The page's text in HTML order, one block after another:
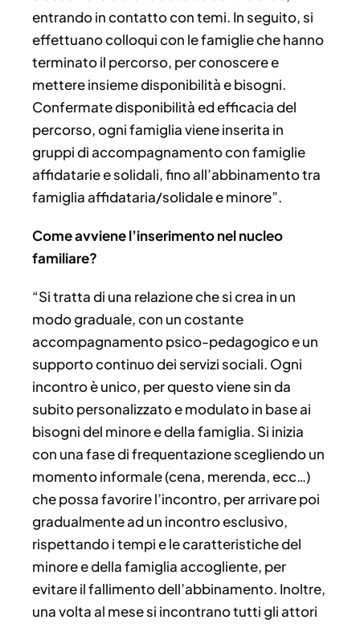
entrando in contatto con temi. In seguito, si
effettuano colloqui con le famiglie che hanno
terminato il percorso, per conoscere e
mettere insieme disponibilità e bisogni.
Confermate disponibilità ed efficacia del
percorso, ogni famiglia viene inserita in
gruppi di accompagnamento con famiglie
affidatarie e solidali, fino all’abbinamento tra
famiglia affidataria/solidale e minore”.
Come avviene l’inserimento nel nucleo
familiare?
“Si tratta di una relazione che si crea in un
modo graduale, con un costante
accompagnamento psico-pedagogico e un
supporto continuo dei servizi sociali. Ogni
incontro è unico, per questo viene sin da
subito personalizzato e modulato in base ai
bisogni del minore e della famiglia. Si inizia
con una fase di frequentazione scegliendo un
momento informale (cena, merenda, ecc…)
che possa favorire l’incontro, per arrivare poi
gradualmente ad un incontro esclusivo,
rispettando i tempi e le caratteristiche del
minore e della famiglia accogliente, per
evitare il fallimento dell’abbinamento. Inoltre,
una volta al mese si incontrano tutti gli attori